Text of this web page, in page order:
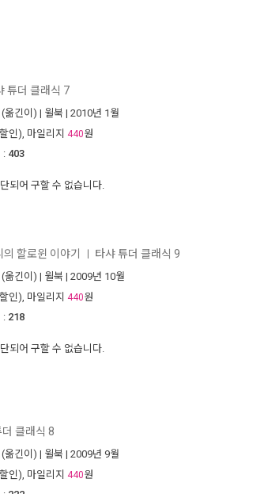
튜더 클래식 7
(옮긴이) | 윌북 | 2010년 1월
할인), 마일리지 440원
: 403
되어 구할 수 없습니다.
할로윈 이야기 타샤 튜더 클래식 9
(옮긴이) | 윌북 | 2009년 10월
할인), 마일리지 440원
: 218
되어 구할 수 없습니다.
더 클래식 8
(옮긴이) | 윌북 | 2009년 9월
할인), 마일리지 440원